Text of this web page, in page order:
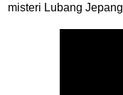
misteri Lubang